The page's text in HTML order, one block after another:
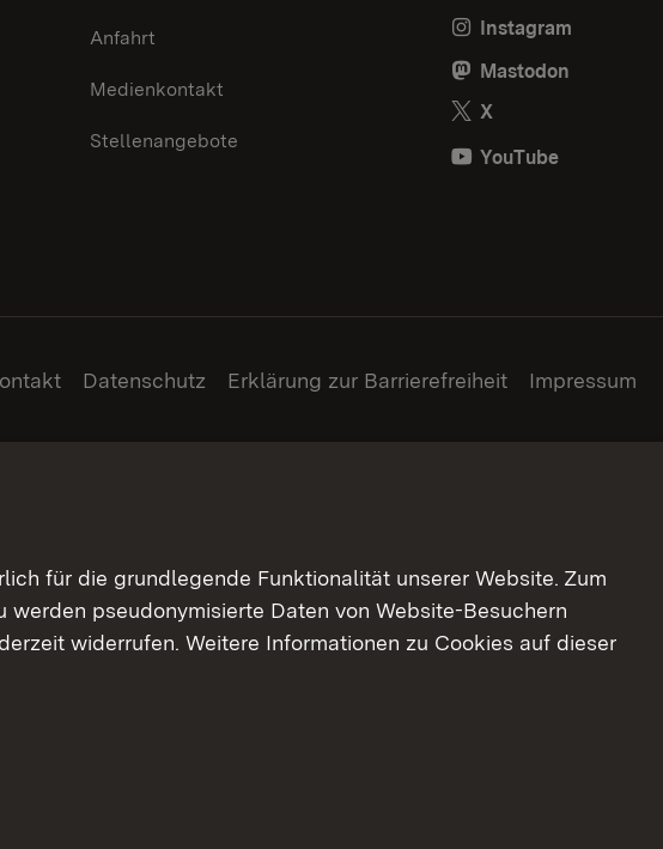
Anfahrt
Medienkontakt
Stellenangebote
Instagram
Mastodon
X
YouTube
Datenschutz Erklärung zur Barrierefreiheit Impressum
für die grundlegende Funktionalität unserer Website. Zum
pseudonymisierte Daten von Website-Besuchern
widerrufen. Weitere Informationen zu Cookies auf dieser